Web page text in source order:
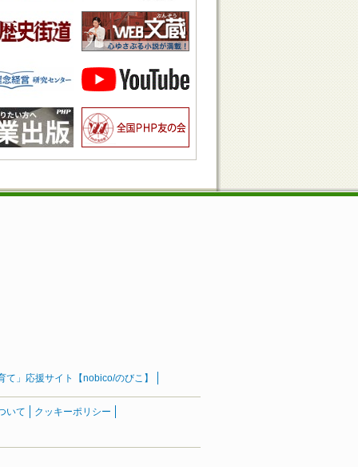
」応援サイト【nobico/のびこ】
いて クッキーポリシー